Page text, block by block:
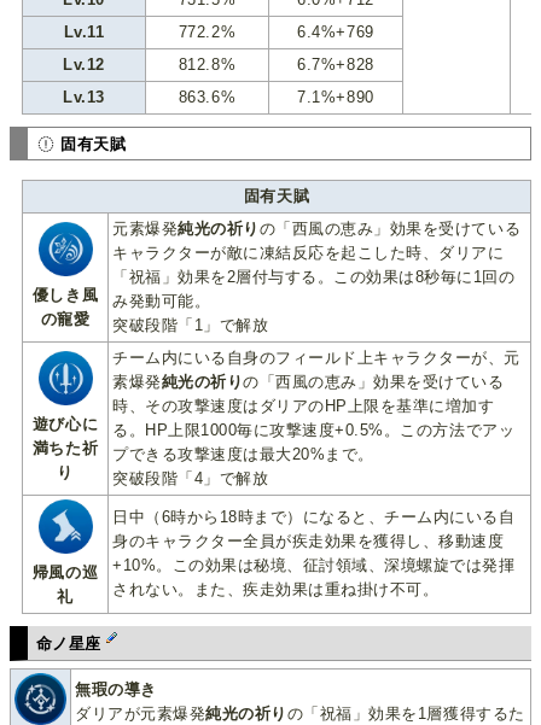
Lv.11
772.2%
6.4%+769
Lv.12
812.8%
6.7%+828
Lv.13
863.6% 7.1%+890
固有天賦
固有天賦
優しき風
の寵愛
元素爆発純光の祈り の「西風の恵み」効果を受けている
キャラクターが敵に凍結反応を起こした時、ダリアに
「祝福」効果を2層付与する。この効果は8秒毎に1回の
み発動可能。
突破段階「1」で解放
遊び心に
満ちた祈
り
チーム内にいる自身のフィールド上キャラクターが、元
素爆発純光の祈りの「西風の恵み」効果を受けている
時、その攻撃速度はダリアのHP上限を基準に増加す
る。HP上限1000毎に攻撃速度+0.5%。この方法でアッ
プできる攻撃速度は最大20%まで。
突破段階「4」で解放
帰風の巡
礼
日中（6時から18時まで）になると、チーム内にいる自
身のキャラクター全員が疾走効果を獲得し、移動速度
+10%。この効果は秘境、征討領域、深境螺旋では発揮
されない。また、疾走効果は重ね掛け不可。
命ノ星座
無瑕の導き
ダリアが元素爆発純光の祈り の「祝福」効果を1層獲得するた